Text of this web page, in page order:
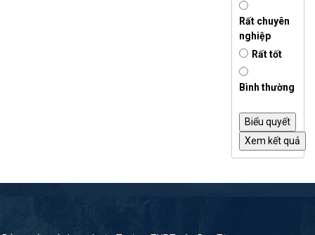
Rất chuyên
nghiệp
Rất tốt
Bình thường